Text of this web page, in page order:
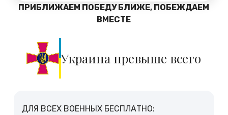
ПРИБЛИЖАЕМ ПОБЕДУ БЛИЖЕ, ПОБЕЖДАЕМ
ВМЕСТЕ
Украина превыше всего
ДЛЯ ВСЕХ ВОЕННЫХ БЕСПЛАТНО: